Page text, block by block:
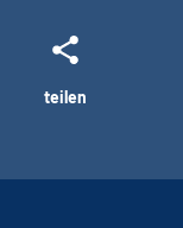
teilen